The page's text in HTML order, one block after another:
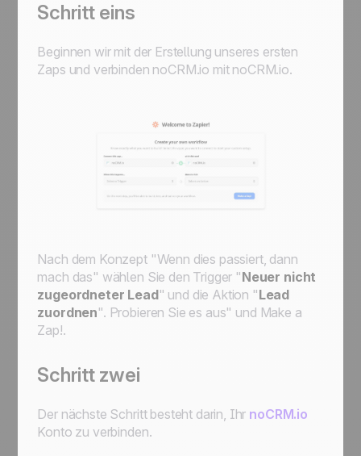
Schritt eins
Beginnen wir mit der Erstellung unseres ersten
Zaps und verbinden noCRM.io mit noCRM.io.
Nach dem Konzept "Wenn dies passiert, dann
mach das" wählen Sie den Trigger "Neuer nicht
zugeordneter Lead" und die Aktion "Lead
zuordnen". Probieren Sie es aus" und Make a
Zap!.
Schritt zwei
Der nächste Schritt besteht darin, Ihr noCRM.io
Konto zu verbinden.